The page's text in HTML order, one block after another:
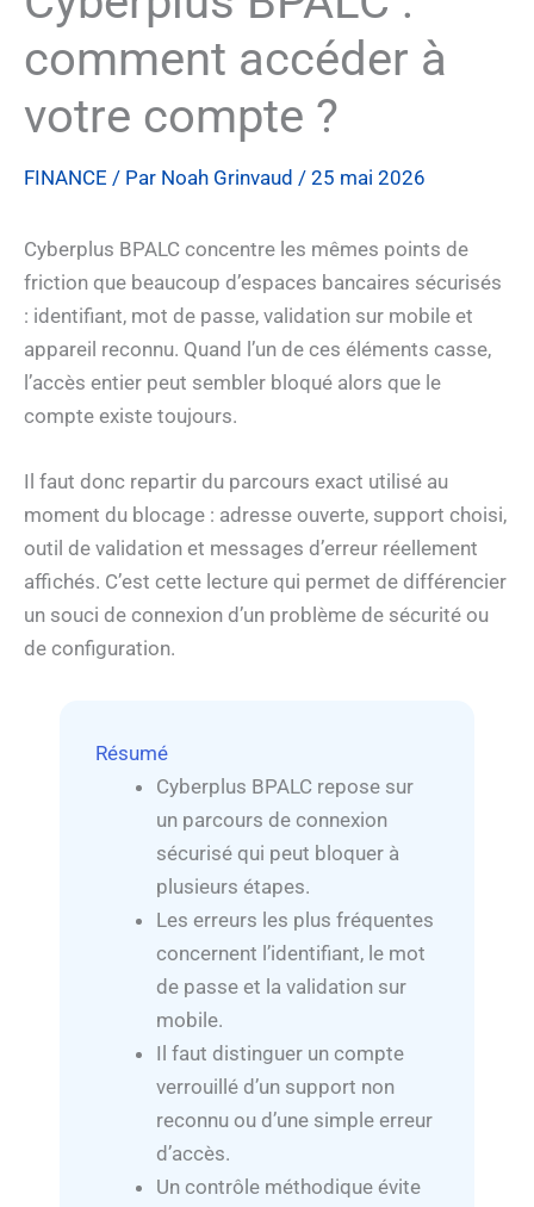
comment accéder à
votre compte ?
FINANCE / Par Noah Grinvaud / 25 mai 2026
Cyberplus BPALC concentre les mêmes points de
friction que beaucoup d’espaces bancaires sécurisés
: identifiant, mot de passe, validation sur mobile et
appareil reconnu. Quand l’un de ces éléments casse,
l’accès entier peut sembler bloqué alors que le
compte existe toujours.
Il faut donc repartir du parcours exact utilisé au
moment du blocage : adresse ouverte, support choisi,
outil de validation et messages d’erreur réellement
affichés. C’est cette lecture qui permet de différencier
un souci de connexion d’un problème de sécurité ou
de configuration.
Résumé
Cyberplus BPALC repose sur
un parcours de connexion
sécurisé qui peut bloquer à
plusieurs étapes.
Les erreurs les plus fréquentes
concernent l’identifiant, le mot
de passe et la validation sur
mobile.
Il faut distinguer un compte
verrouillé d’un support non
reconnu ou d’une simple erreur
d’accès.
Un contrôle méthodique évite